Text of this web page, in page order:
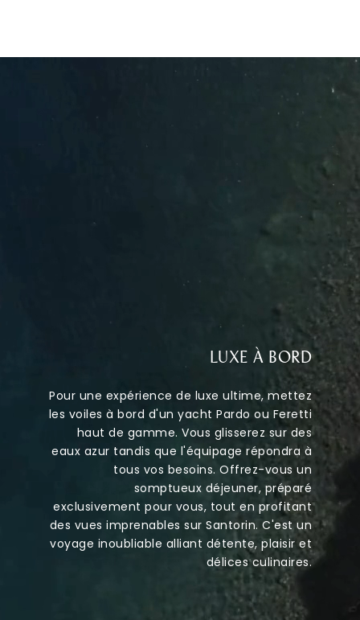
LUXE À BORD
Pour une expérience de luxe ultime, mettez
les voiles à bord d'un yacht Pardo ou Feretti
haut de gamme. Vous glisserez sur des
eaux azur tandis que l'équipage répondra à
tous vos besoins. Offrez-vous un
somptueux déjeuner, préparé
exclusivement pour vous, tout en profitant
des vues imprenables sur Santorin. C'est un
voyage inoubliable alliant détente, plaisir et
délices culinaires.